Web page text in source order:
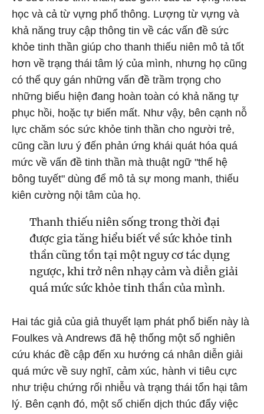
học và cả từ vựng phổ thông. Lượng từ vựng và
khả năng truy cập thông tin về các vấn đề sức
khỏe tinh thần giúp cho thanh thiếu niên mô tả tốt
hơn về trạng thái tâm lý của mình, nhưng họ cũng
có thể quy gán những vấn đề trầm trọng cho
những biểu hiện đang hoàn toàn có khả năng tự
phục hồi, hoặc tự biến mất. Như vậy, bên cạnh nỗ
lực chăm sóc sức khỏe tinh thần cho người trẻ,
cũng cần lưu ý đến phản ứng khái quát hóa quá
mức về vấn đề tinh thần mà thuật ngữ "thế hệ
bông tuyết" dùng để mô tả sự mong manh, thiếu
kiên cường nội tâm của họ.
Thanh thiếu niên sống trong thời đại
được gia tăng hiểu biết về sức khỏe tinh
thần cũng tồn tại một nguy cơ tác dụng
ngược, khi trở nên nhạy cảm và diễn giải
quá mức sức khỏe tinh thần của mình.
Hai tác giả của giả thuyết lạm phát phổ biến này là
Foulkes và Andrews đã hệ thống một số nghiên
cứu khác đề cập đến xu hướng cá nhân diễn giải
quá mức về suy nghĩ, cảm xúc, hành vi tiêu cực
như triệu chứng rối nhiễu và trạng thái tổn hại tâm
lý. Bên cạnh đó, một số chiến dịch thúc đẩy việc